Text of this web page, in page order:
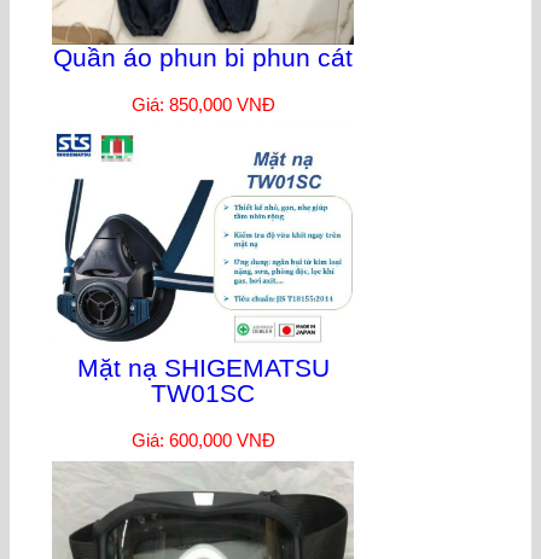
Quần áo phun bi phun cát
Giá: 850,000 VNĐ
Mặt nạ SHIGEMATSU
TW01SC
Giá: 600,000 VNĐ